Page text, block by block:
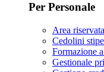
Per Personale
Area riservata
Cedolini
Formazione
Gestionale